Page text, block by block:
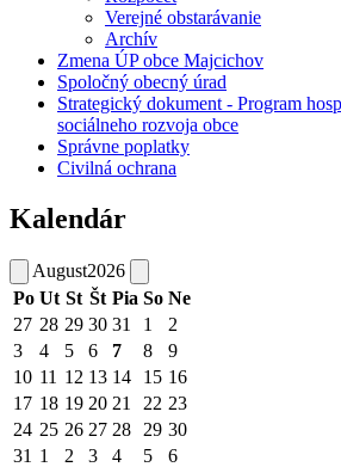
Verejné obstarávanie
Archív
Zmena ÚP obce Majcichov
Spoločný obecný úrad
Strategický dokument - Program
sociálneho rozvoja obce
Správne poplatky
Civilná ochrana
Kalendár
August2026
Po Ut St Št Pia So Ne
27 28 29 30 31 1
2
3
4 5 6 7 8
9
10 11 12 13 14 15 16
17 18 19 20 21 22 23
24 25 26 27 28 29 30
31 1 2 3 4 5 6